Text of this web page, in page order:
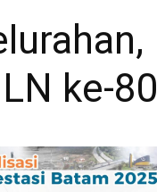
ke-80